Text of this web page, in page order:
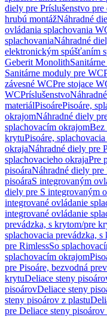
diely pre Príslušenstvo
hrubú montážNáhradné
ovládania splachovania
splachovaniaNáhradné
elektronickým spúšťaním
Geberit Monolith
Sanitárne moduly pre WC
závesné WCPre stojace
WCPríslušenstvo
materiálPisoárePisoáre,
okrajomNáhradné diely
splachovacím okrajomBez
krytuPisoáre,
okrajaNáhradné diely pre
splachovacieho okrajaPre
pisoáraNáhradné diely pre
pisoáraS integrovaným
diely pre S integrovaným
integrované ovládanie
integrované ovládanie
prevádzka, s krytom/pre
splachovacia prevádzka,
pre RimlessSo
splachovacím okrajom
pre Pisoáre, bezvodná
krytuDeliace steny
pisoárovDeliace steny
steny pisoárov z plastu
pre Deliace steny pisoárov